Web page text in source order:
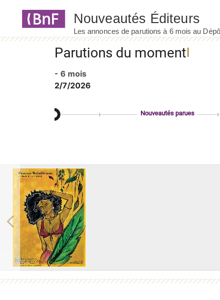
Parutions du moment
- 6 mois
2/7/2026
Nouveautés parues
Previous